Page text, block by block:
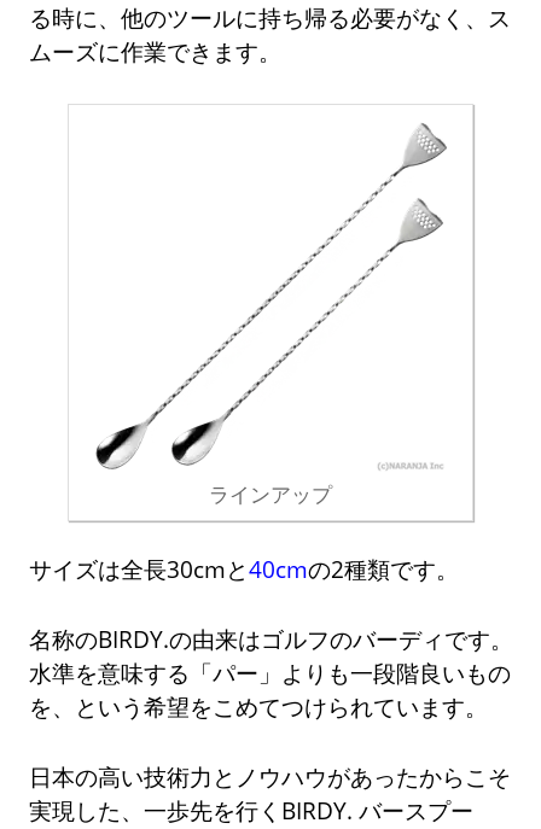
る時に、他のツールに持ち帰る必要がなく、ス
ムーズに作業できます。
ラインアップ
サイズは全長30cmと40cmの2種類です。
名称のBIRDY.の由来はゴルフのバーディです。
水準を意味する「パー」よりも一段階良いもの
を、という希望をこめてつけられています。
日本の高い技術力とノウハウがあったからこそ
実現した、一歩先を行くBIRDY. バースプー